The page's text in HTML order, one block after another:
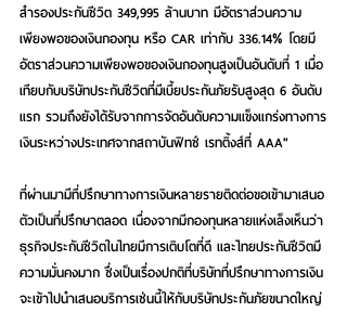
สำรองประกันชีวิต 349,995 ล้านบาท มีอัตราส่วนความ
เพียงพอของเงินกองทุน หรือ CAR เท่ากับ 336.14% โดยมี
อัตราส่วนความเพียงพอของเงินกองทุนสูงเป็นอันดับที่ 1 เมื่อ
เทียบกับบริษัทประกันชีวิตที่มีเบี้ยประกันภัยรับสูงสุด 6 อันดับ
แรก รวมถึงยังได้รับจากการจัดอันดับความแข็งแกร่งทางการ
เงินระหว่างประเทศจากสถาบันฟิทช์ เรทติ้งส์ที่ AAA"
ที่ผ่านมามีที่ปรึกษาทางการเงินหลายรายติดต่อขอเข้ามาเสนอ
ตัวเป็นที่ปรึกษาตลอด เนื่องจากมีกองทุนหลายแห่งเล็งเห็นว่า
ธุรกิจประกันชีวิตในไทยมีการเติบโตที่ดี และไทยประกันชีวิตมี
ความมั่นคงมาก ซึ่งเป็นเรื่องปกติที่บริษัทที่ปรึกษาทางการเงิน
จะเข้าไปนำเสนอบริการเช่นนี้ให้กับบริษัทประกันภัยขนาดใหญ่